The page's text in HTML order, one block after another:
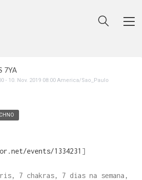
7YA
- 10. Nov. 2019 08:00 America/Sao_Paulo
events/1334231 ]
7 chakras, 7 dias na semana,